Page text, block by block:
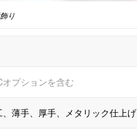
り
プションを含む
薄手、厚手、メタリック仕上げ